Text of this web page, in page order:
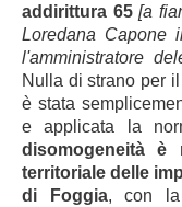
addirittura 65[a
Loredana Capone
l'amministratore
Nulla di strano per
è stata
e applicata la
disomogeneità è
territoriale delle
di Foggia, con la